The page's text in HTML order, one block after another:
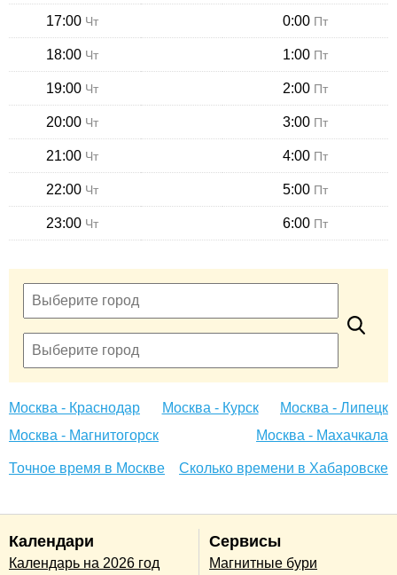
17:00 Чт 0:00 Пт
18:00 Чт 1:00 Пт
19:00 Чт 2:00 Пт
20:00 Чт 3:00 Пт
21:00 Чт 4:00 Пт
22:00 Чт 5:00 Пт
23:00 Чт 6:00 Пт
Москва - Краснодар Москва - Курск
Москва - Липецк
Москва - Магнитогорск
Москва - Махачкала
Точное время в Москве Сколько времени в Хабаровске
Календари
Календарь на 2026 год
Сервисы
Магнитные бури